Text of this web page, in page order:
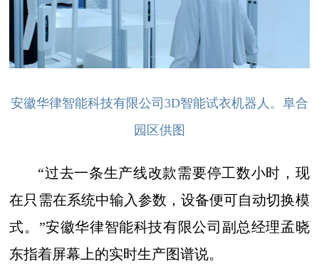
安徽华律智能科技有限公司3D智能试衣机器人。阜合
园区供图
“过去一条生产线改款需要停工数小时，现
在只需在系统中输入参数，设备便可自动切换模
式。”安徽华律智能科技有限公司副总经理孟晓
东指着屏幕上的实时生产图谱说。